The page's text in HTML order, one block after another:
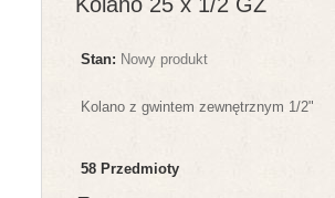
Stan: Nowy produkt
Kolano z gwintem zewnętrznym 1/2"
58 Przedmioty